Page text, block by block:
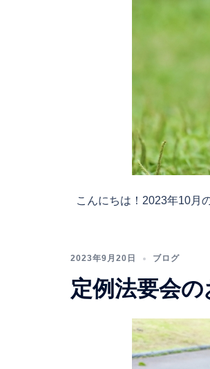
こんにちは！2023年10月
2023年9月20日 ブログ
定例法要会